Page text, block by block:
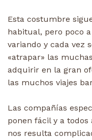
Esta costumbre
habitual, pero poco
variando y cada vez
«atrapar» las
adquirir en la gran
las muchos viajes
Las compañías
ponen fácil y a
nos resulta